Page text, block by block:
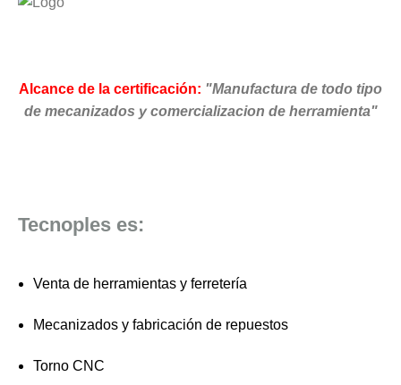
Alcance de la certificación: "Manufactura de todo tipo
de mecanizados y comercializacion de herramienta"
Tecnoples es:
Venta de herramientas y ferretería
Mecanizados y fabricación de repuestos
Torno CNC